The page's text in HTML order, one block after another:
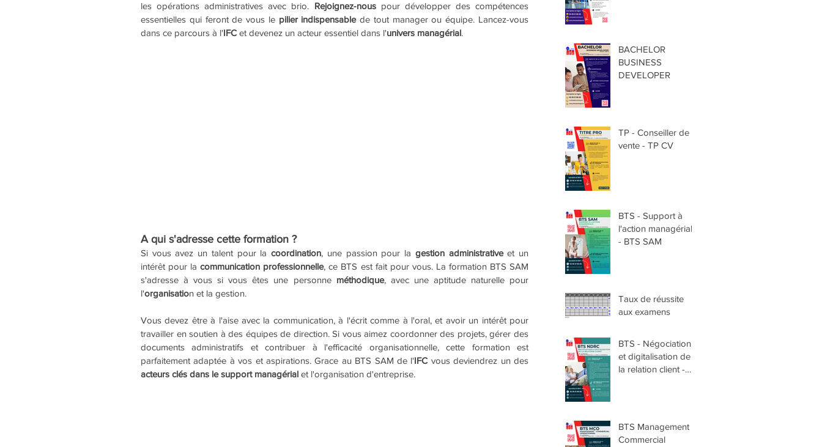
les opérations administratives avec brio. Rejoignez-nous pour développer des compétences
essentielles qui feront de vous le pilier indispensable de tout manager ou équipe. Lancez-vous
dans ce parcours à l'IFC et devenez un acteur essentiel dans l'univers managérial.
A qui s'adresse cette formation ?
Si vous avez un talent pour la coordination, une passion pour la gestion administrative et un
intérêt pour la communication professionnelle, ce BTS est fait pour vous. La formation BTS SAM
s'adresse à vous si vous êtes une personne méthodique, avec une aptitude naturelle pour
l'organisation et la gestion.
Vous devez être à l'aise avec la communication, à l'écrit comme à l'oral, et avoir un intérêt pour
travailler en soutien à des équipes de direction. Si vous aimez coordonner des projets, gérer des
documents administratifs et contribuer à l'efficacité organisationnelle, cette formation est
parfaitement adaptée à vos et aspirations. Grace au BTS SAM de l'IFC
acteurs clés dans le support managérial et l'organisation d'entreprise.
BACHELOR
BUSINESS
DEVELOPER
TP - Conseiller de
vente - TP CV
BTS - Support à
l'action managériale
- BTS SAM
Taux de réussite
aux examens
BTS - Négociation
et digitalisation de
la relation client -
BTS Management
Commercial